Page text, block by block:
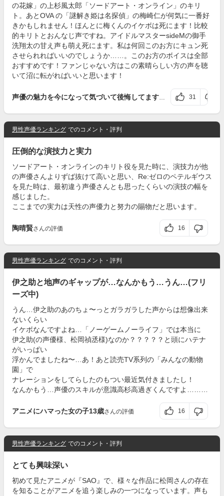
の花嫁」の上杉風太郎「ソードアート・オンライン」のキリ
ト。あとOVA の「謎解き姫は名探偵」の梅崎仁が何気に一番好
きかもしれません！ほんとに梅くんのイケボは死にます！比較
的キリトとおんなじ声ですね。アイドルマスターsideMの御手
洗翔太の甘え声も萌え死にます。私は何回このお方にキュン死
させられればいいのでしょうか……。このお方のボイスは全部
おすすめです！ファンじゃない方はこの素晴らしい方の声を聴
いて沼に転がればいいと思います！
声優の魅力を今になって気づいて後悔してますが何か。 さんの評価
31
男性声優ランキング でのコメント・評判
圧倒的な演技力と実力
ソードアート・オンラインのキリト役を見た時に、演技力が他
の声優さんよりずば抜けて高いと思い、Re:ゼロのペテルギウス
を見た時は、最初違う声優さんとも思ったくらいの演技の幅を
感じました。
ここまでの実力は天性の声優力と努力の賜物だと思います。
陶晴賢さんの評価 16
男性声優ランキング でのコメント・評判
伊之助と地声のギャップが…なんかもう…うん…(フリ
ーズ中)
うん…伊之助のあのちょ〜っとガラガラした声からは想像出来
ないくらい
イケボなんですよね…「ノーゲームノーライフ」では本当に
伊之助(の声優様、松岡禎丞様)なのか？？？？？と頭にハテナ
がいっぱい
浮かんでましたね〜…あ！あと読売TV系列の「みんなの動物
園」で
ナレーションをしてらしたのもつい最近気付きましたし！
なんかもう…声優のスキルが意識高杉高過ぎくんですよ………
アニメにハマった女の子13歳さんの評価 16
男性声優ランキング でのコメント・評判
とても興味深い
初めて見たアニメが『SAO』で、様々な作品に松岡さんの存在
を知ることがアニメを追う楽しみの一つになっています。声も